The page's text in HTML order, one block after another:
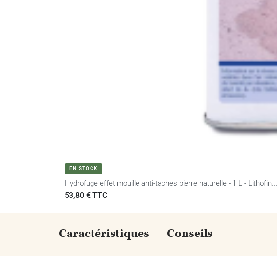
EN STOCK
Hydrofuge effet mouillé anti-taches pierre naturelle - 1 L - Lithofin...
Prix
53,80 € TTC
Caractéristiques Conseils